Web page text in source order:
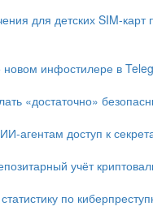
для детских SIM-карт
инфостилере в
«достаточно»
доступ к
учёт
по